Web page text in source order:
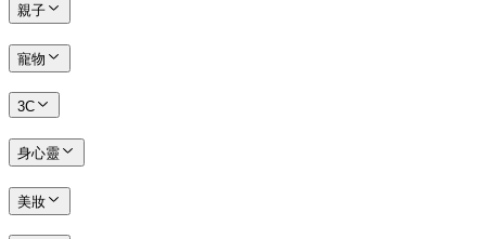
親子
寵物
3C
身心靈
美妝